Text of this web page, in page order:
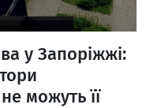
у Запоріжжі:
можуть її